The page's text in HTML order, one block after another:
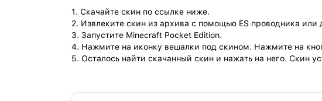
1. Скачайте скин по ссылке ниже.
2. Извлеките скин из архива с помощью ES проводника
3. Запустите Minecraft Pocket Edition.
4. Нажмите на иконку вешалки под скином. Нажмите на
5. Осталось найти скачанный скин и нажать на него. Скин